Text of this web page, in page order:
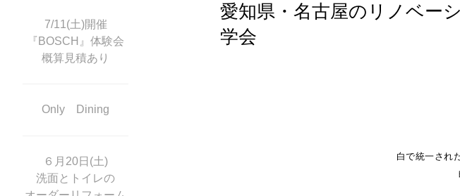
愛知県・名古屋のリノベー
学会
白で統一され
7/11(土)開催
『BOSCH』体験会
概算見積あり
Only Dining
６月20日(土)
洗面とトイレの